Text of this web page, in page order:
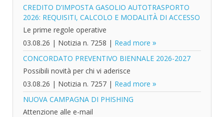
CREDITO D’IMPOSTA GASOLIO AUTOTRASPORTO
2026: REQUISITI, CALCOLO E MODALITÀ DI ACCESSO
Le prime regole operative
03.08.26 | Notizia n. 7258 | Read more
CONCORDATO PREVENTIVO BIENNALE 2026-2027
Possibili novità per chi vi aderisce
03.08.26 | Notizia n. 7257 | Read more
NUOVA CAMPAGNA DI PHISHING
Attenzione alle e-mail